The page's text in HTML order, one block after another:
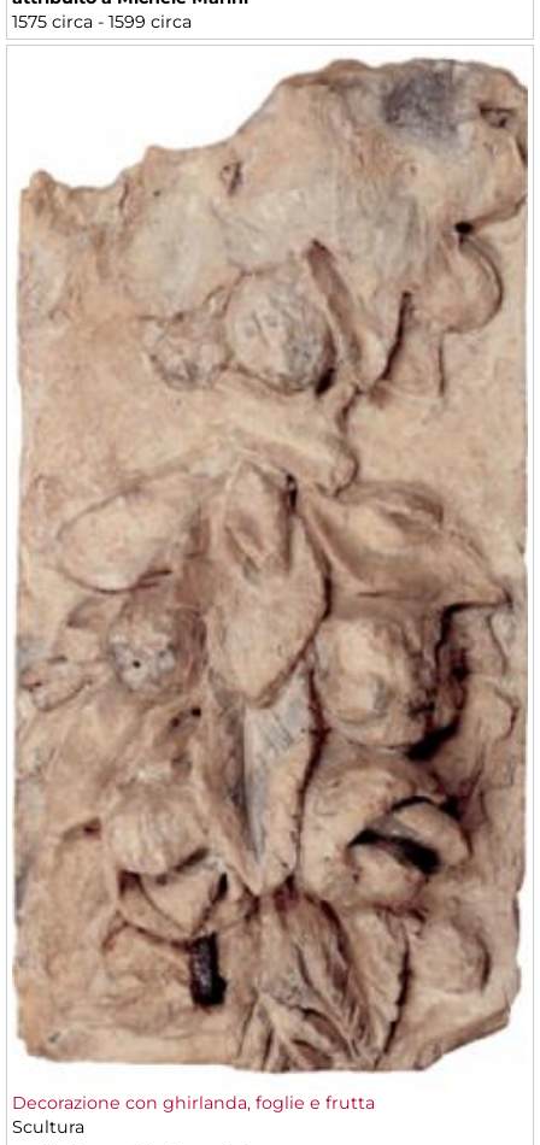
1575 circa - 1599 circa
Decorazione con ghirlanda, foglie e frutta
Scultura